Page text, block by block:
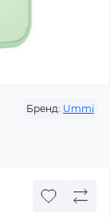
Бренд: Ummi